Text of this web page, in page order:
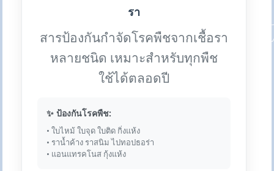
รา
สารป้องกันกำจัดโรคพืชจากเชื้อรา
หลายชนิด เหมาะสำหรับทุกพืช
ใช้ได้ตลอดปี
✨ ป้องกันโรคพืช:
• ใบไหม้ ใบจุด ใบติด กิ่งแห้ง
• ราน้ำค้าง ราสนิม ไปทอปธอร่า
• แอนแทรคโนส กุ้งแห้ง